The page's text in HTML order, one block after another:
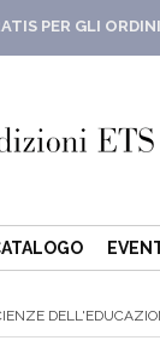
PER GLI